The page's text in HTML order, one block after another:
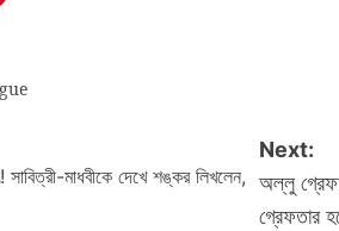
সাবিত্রী-মাধবীকে দেখে শঙ্কর লিখলেন,
Next:
অল্লু
গ্রেফতার